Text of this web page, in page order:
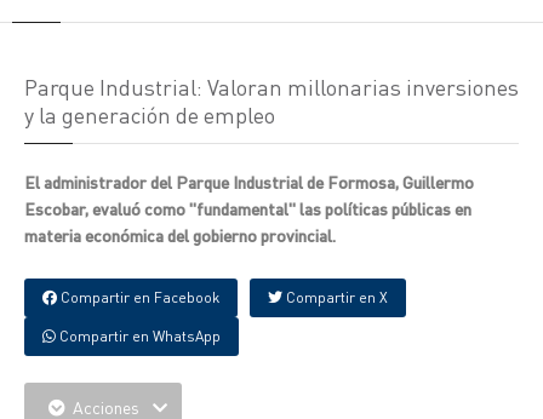
Parque Industrial: Valoran millonarias inversiones
y la generación de empleo
El administrador del Parque Industrial de Formosa, Guillermo
Escobar, evaluó como "fundamental" las políticas públicas en
materia económica del gobierno provincial.
Compartir en Facebook Compartir en X
Compartir en WhatsApp
Acciones